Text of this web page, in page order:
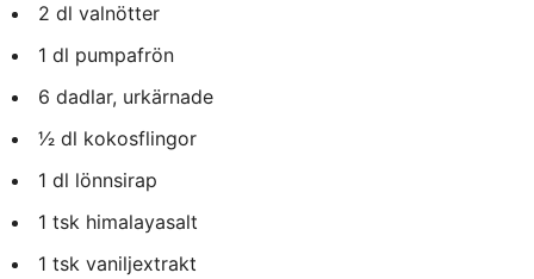
2 dl valnötter
1 dl pumpafrön
6 dadlar, urkärnade
1⁄2 dl kokosflingor
1 dl lönnsirap
1 tsk himalayasalt
1 tsk vaniljextrakt